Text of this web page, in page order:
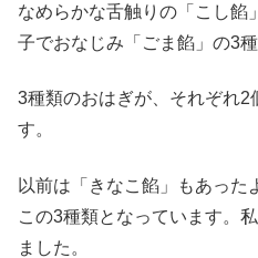
なめらかな舌触りの「こし餡
子でおなじみ「ごま餡」の3種
3種類のおはぎが、それぞれ2
す。
以前は「きなこ餡」もあった
この3種類となっています。
ました。